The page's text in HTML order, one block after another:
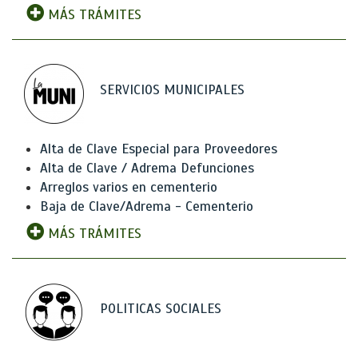
MÁS TRÁMITES
SERVICIOS MUNICIPALES
Alta de Clave Especial para Proveedores
Alta de Clave / Adrema Defunciones
Arreglos varios en cementerio
Baja de Clave/Adrema - Cementerio
MÁS TRÁMITES
POLITICAS SOCIALES